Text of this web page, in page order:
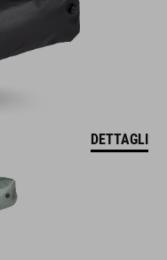
DETTAGLI